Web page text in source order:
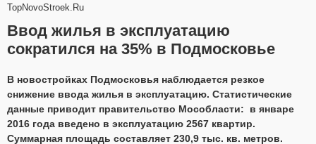
TopNovoStroek.Ru
Ввод жилья в эксплуатацию
сократился на 35% в Подмосковье
В новостройках Подмосковья наблюдается резкое
снижение ввода жилья в эксплуатацию. Статистические
данные приводит правительство Мособласти: в январе
2016 года введено в эксплуатацию 2567 квартир.
Суммарная площадь составляет 230,9 тыс. кв. метров.